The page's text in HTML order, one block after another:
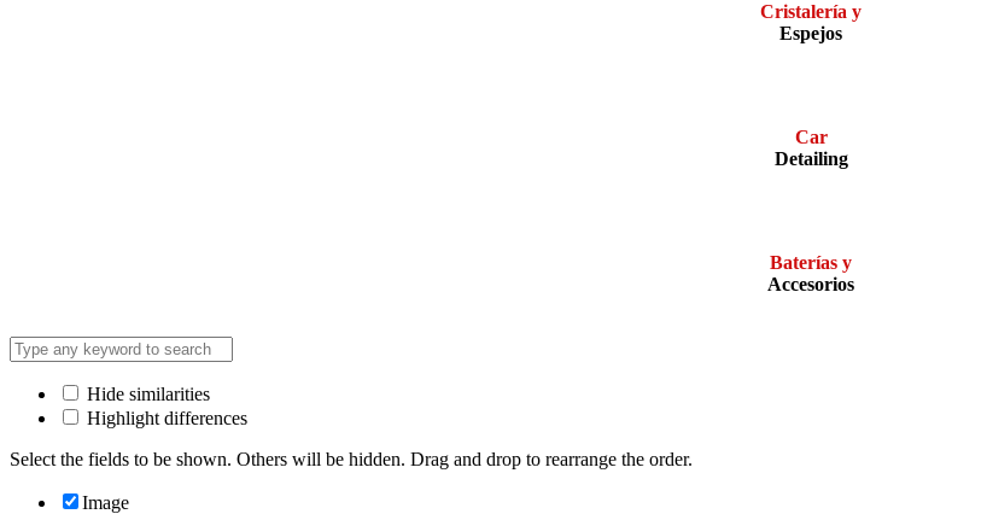
Cristalería y
Espejos
Car
Detailing
Baterías y
Accesorios
Hide similarities
Highlight differences
Select the fields to be shown. Others will be hidden. Drag and drop to rearrange the order.
Image